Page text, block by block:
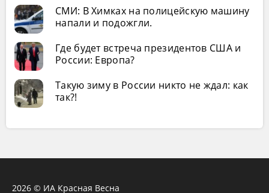
СМИ: В Химках на полицейскую машину
напали и подожгли.
Где будет встреча президентов США и
России: Европа?
Такую зиму в России никто не ждал: как
так?!
2026 © ИА Красная Весна